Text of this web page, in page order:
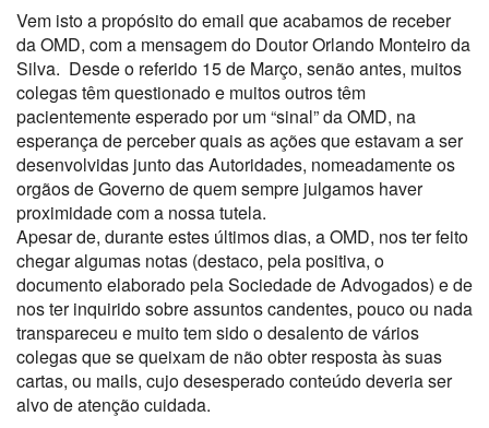
Vem isto a propósito do email que acabamos de receber
da OMD, com a mensagem do Doutor Orlando Monteiro da
Silva. Desde o referido 15 de Março, senão antes, muitos
colegas têm questionado e muitos outros têm
pacientemente esperado por um “sinal” da OMD, na
esperança de perceber quais as ações que estavam a ser
desenvolvidas junto das Autoridades, nomeadamente os
orgãos de Governo de quem sempre julgamos haver
proximidade com a nossa tutela.
Apesar de, durante estes últimos dias, a OMD, nos ter feito
chegar algumas notas (destaco, pela positiva, o
documento elaborado pela Sociedade de Advogados) e de
nos ter inquirido sobre assuntos candentes, pouco ou nada
transpareceu e muito tem sido o desalento de vários
colegas que se queixam de não obter resposta às suas
cartas, ou mails, cujo desesperado conteúdo deveria ser
alvo de atenção cuidada.